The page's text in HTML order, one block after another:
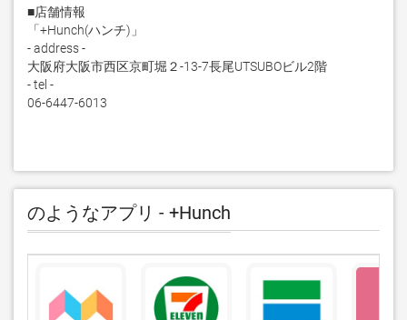
■店舗情報
「+Hunch(ハンチ)」
- address -
大阪府大阪市西区京町堀２-13-7長尾UTSUBOビル2階
- tel -
06-6447-6013
のようなアプリ - +Hunch